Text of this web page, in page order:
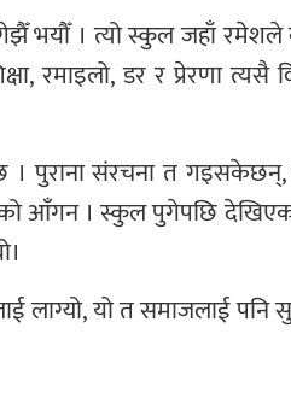
भयौँ । त्यो स्कुल जहाँ
रमाइलो, डर र प्रेरणा
। पुराना संरचना त
आँगन । स्कुल पुगेपछि
लाग्यो, यो त समाजलाई पनि